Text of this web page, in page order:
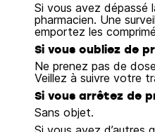
Si vous avez dépassé
pharmacien. Une
emportez les
Si vous oubliez de
Ne prenez pas de
Veillez à suivre votre
Si vous arrêtez de
Sans objet.